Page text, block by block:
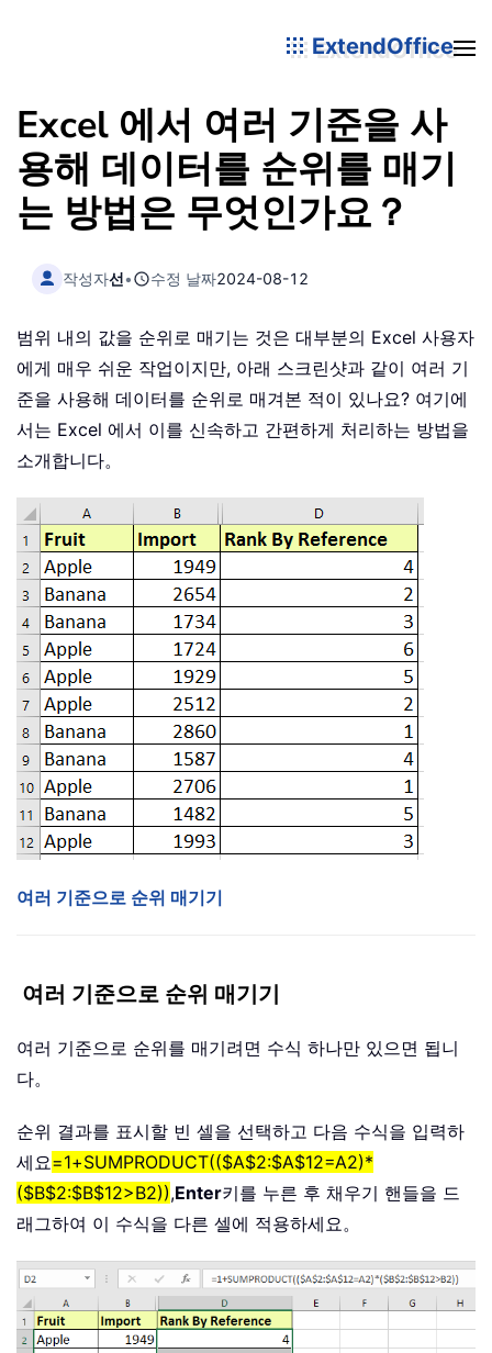
ExtendOffice
Excel 에서 여러 기준을 사
용해 데이터를 순위를 매기
는 방법은 무엇인가요？
작성자선• 수정 날짜2024-08-12
범위 내의 값을 순위로 매기는 것은 대부분의 Excel 사용자
에게 매우 쉬운 작업이지만, 아래 스크린샷과 같이 여러 기
준을 사용해 데이터를 순위로 매겨본 적이 있나요? 여기에
서는 Excel 에서 이를 신속하고 간편하게 처리하는 방법을
소개합니다。
여러 기준으로 순위 매기기
여러 기준으로 순위 매기기
여러 기준으로 순위를 매기려면 수식 하나만 있으면 됩니
다。
순위 결과를 표시할 빈 셀을 선택하고 다음 수식을 입력하
세요=1+SUMPRODUCT(($A$2:$A$12=A2)*
($B$2:$B$12>B2)),Enter키를 누른 후 채우기 핸들을 드
래그하여 이 수식을 다른 셀에 적용하세요。